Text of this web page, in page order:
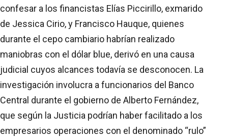
confesar a los financistas Elías Piccirillo, exmarido
de Jessica Cirio, y Francisco Hauque, quienes
durante el cepo cambiario habrían realizado
maniobras con el dólar blue, derivó en una causa
judicial cuyos alcances todavía se desconocen. La
investigación involucra a funcionarios del Banco
Central durante el gobierno de Alberto Fernández,
que según la Justicia podrían haber facilitado a los
empresarios operaciones con el denominado “rulo”